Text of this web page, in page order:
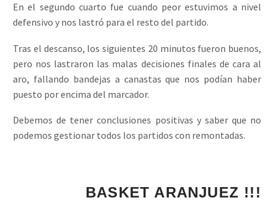
En el segundo cuarto fue cuando peor estuvimos a nivel
defensivo y nos lastró para el resto del partido.
Tras el descanso, los siguientes 20 minutos fueron buenos,
pero nos lastraron las malas decisiones finales de cara al
aro, fallando bandejas a canastas que nos podían haber
puesto por encima del marcador.
Debemos de tener conclusiones positivas y saber que no
podemos gestionar todos los partidos con remontadas.
¡¡¡ 1, 2, 3...